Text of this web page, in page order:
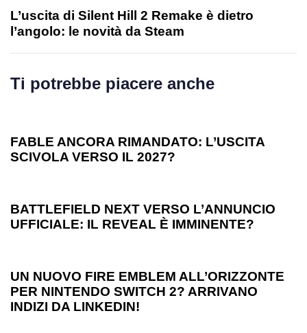
L’uscita di Silent Hill 2 Remake è dietro
l’angolo: le novità da Steam
Ti potrebbe piacere anche
FABLE ANCORA RIMANDATO: L’USCITA
SCIVOLA VERSO IL 2027?
BATTLEFIELD NEXT VERSO L’ANNUNCIO
UFFICIALE: IL REVEAL È IMMINENTE?
UN NUOVO FIRE EMBLEM ALL’ORIZZONTE
PER NINTENDO SWITCH 2? ARRIVANO
INDIZI DA LINKEDIN!